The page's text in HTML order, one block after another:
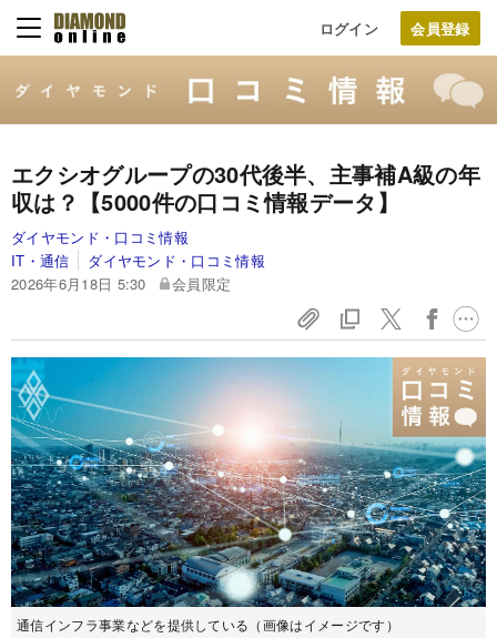
ログイン
エクシオグループの30代後半、主事補A級の年
収は？【5000件の口コミ情報データ】
ダイヤモンド・口コミ情報
IT・通信
ダイヤモンド・口コミ情報
2026年6月18日 5:30
会員限定
通信インフラ事業などを提供している（画像はイメージです）